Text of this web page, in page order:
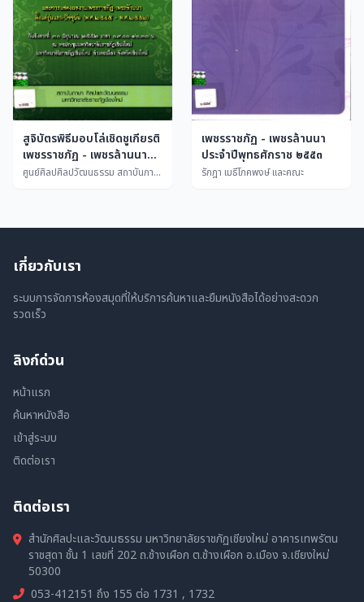
สูจิบัตรพิธีมอบโล่เชิดชูเกียรติ
เพชรราชภัฏ - เพชรล้านนา
ประจำปีพุทธศักราช ๒๕๕๒
ศูนย์ศิลปศิลปวัฒนธรรม สถาบันภาษา ศิลปะและวัฒนธรรม มหาวิทยาลัยราชภัฏเชียงใหม่
เพชรราชภัฏ - เพชรล้านนา
ประจำปีพุทธศักราช ๒๕๕๓
รักฎา เมธีโภคพงษ์ และคณะ
เกี่ยวกับเรา
ระบบการจัดการห้องสมุดที่ให้บริการค้นหาและยืมหนังสือได้อย่างสะดวก
รวดเร็ว
ลิงก์ด่วน
หน้าแรก
ค้นหาหนังสือ
เข้าสู่ระบบ
ติดต่อเรา
ติดต่อเรา
สำนักศิลปะและวัฒนธรรม มหาวิทยาลัยราชภัฏเชียงใหม่ อาคารเทพรัตน
ราชสุดา ชั้น 1 เลขที่ 202 ถ.ช้างเผือก ต.ช้างเผือก อ.เมือง จ.เชียงใหม่
50300
053-412151 ถึง 155 ต่อ 1731 , 1732